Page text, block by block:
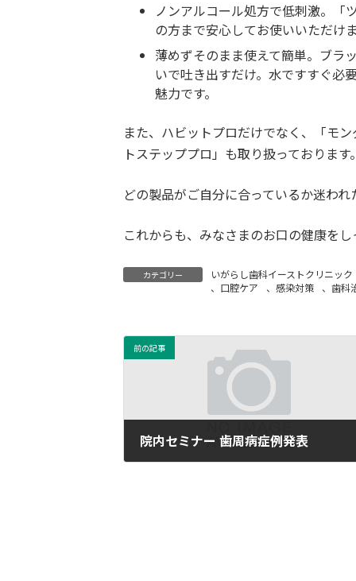
ノンアルコール処方で低刺激。「
の方まで安心してお使いいただけ
薄めずそのまま使えて簡単。ブラ
いで吐き出すだけ。水ですすぐ必
魅力です。
また、ハビットプロだけでなく、「モ
トステッププロ」も取り扱っております
どの製品がご自分に合っているか迷わ
これからも、みなさまのお口の健康を
カテゴリー
いがらし歯科イーストクリニック
、 口腔ケア 、 感染対策 、 歯科
前の記事
院内セミナー 歯周病症例発表